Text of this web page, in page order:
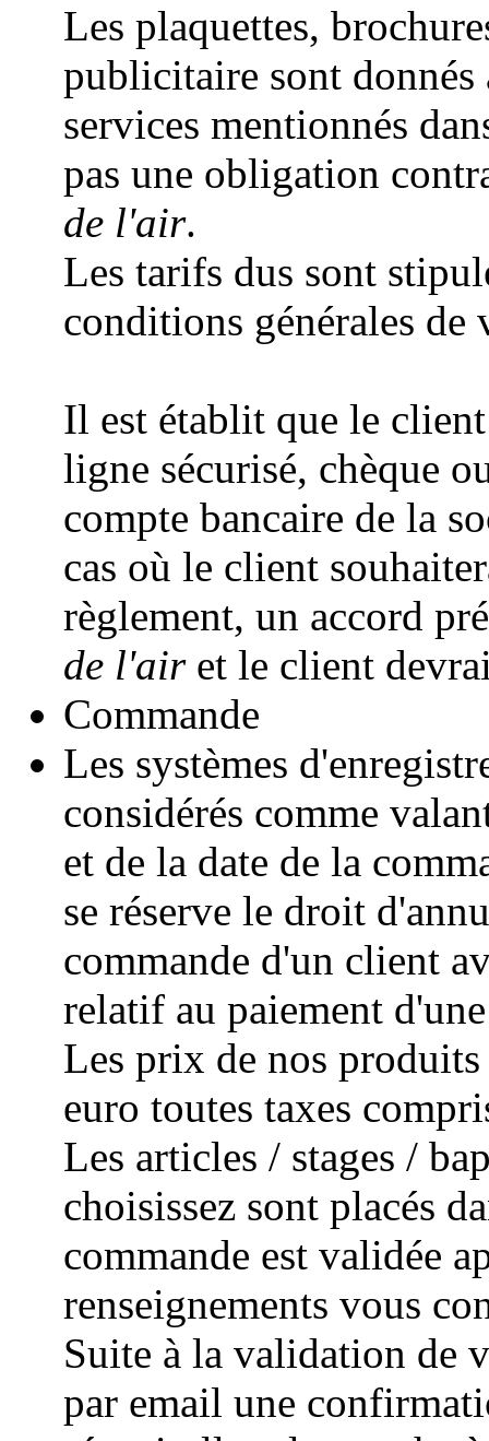
Les plaquettes,
publicitaire sont
services mentionnés
pas une obligation
de l'air.
Les tarifs dus sont
conditions générales de
Il est établit que le
ligne sécurisé, chèque
compte bancaire de la
cas où le client
règlement, un accord
de l'airet le client
Commande
Les systèmes
considérés comme
et de la date de la
se réserve le droit
commande d'un client
relatif au paiement
Les prix de nos
euro toutes taxes
Les articles / stages /
choisissez sont placés
commande est validée
renseignements vous
Suite à la validation de
par email une